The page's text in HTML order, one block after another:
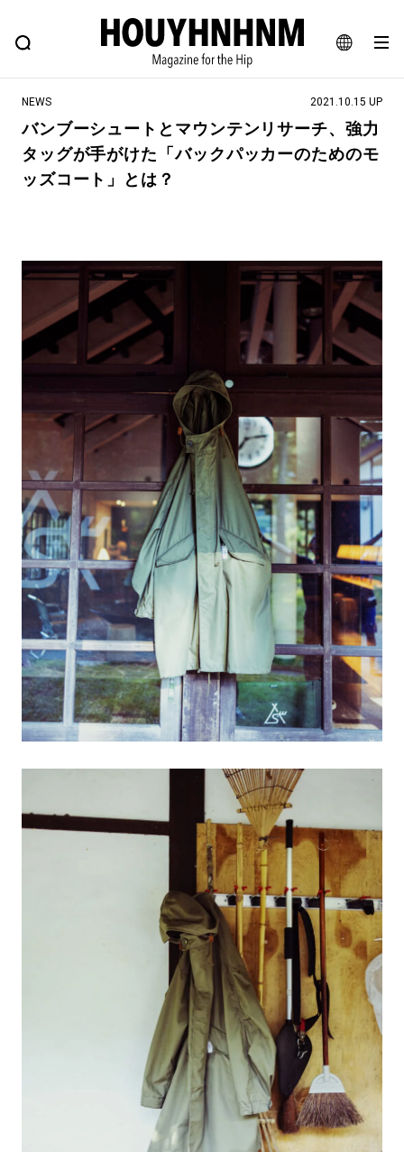
JA
EN
FEATURE BLOG SNAP
ヒップなファッション、カルチャー、ライフスタイルWEBマガジン
#注目のタグ
#NEW VINTAGE #マイナーグッド図鑑
#路地裏てぃーん。 #MONTHLY JOURNAL
#GH 銘品の所以 #フイナムのYouTube
#Commune H #FOCUS IT #AH.H
#FASHION #MUSIC #MOVIE
#SNEAKER #OUTDOOR
#SPORTS #HANDSOME HANDBOOK
NEWS 2021.10.15 UP
バンブーシュートとマウンテンリサーチ、強力
タッグが手がけた「バックパッカーのためのモ
ッズコート」とは？